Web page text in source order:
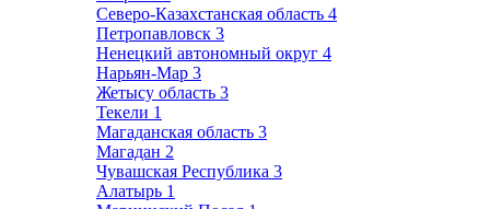
Северо-Казахстанская область 4
Петропавловск 3
Ненецкий автономный округ 4
Нарьян-Мар 3
Жетысу область 3
Текели 1
Магаданская область 3
Магадан 2
Чувашская Республика 3
Алатырь 1